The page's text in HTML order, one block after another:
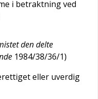
i betraktning ved
den delte
1984/38/36/1)
eller uverdig